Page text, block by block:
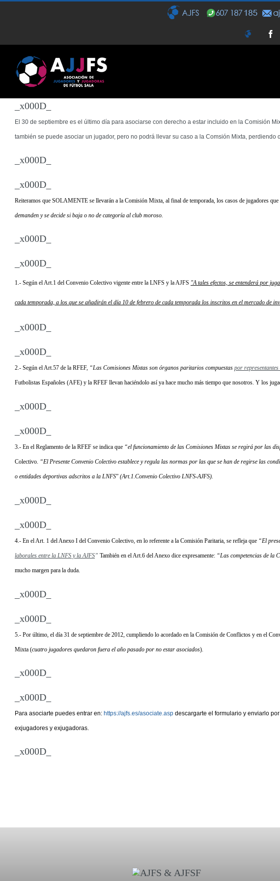
AJFS
_x000D_
El 30 de septiembre es el último día para asociarse con derecho a estar incluido en la Comisión
también se puede asociar un jugador, pero no podrá llevar su caso a la Comsión Mixta, perdiendo
_x000D_
_x000D_
Reiteramos que SOLAMENTE se llevarán a la Comisión Mixta, al final de temporada, los casos de jugadores que
demanden y se decide si baja o no de categoría al club moroso.
_x000D_
_x000D_
1.- Según el Art.1 del Convenio Colectivo vigente entre la LNFS y la AJFS "A tales efectos, se entenderá por
cada temporada, a los que se añadirán el día 10 de febrero de cada temporada los inscritos en el mercado de
_x000D_
_x000D_
2.- Según el Art.57 de la RFEF, “Las Comisiones Mixtas son órganos paritarios compuestas por
Futbolistas Españoles (AFE) y la RFEF llevan haciéndolo así ya hace mucho más tiempo que nosotros. Y los
_x000D_
_x000D_
3.- En el Reglamento de la RFEF se indica que “el funcionamiento de las Comisiones Mixtas se regirá por las
Colectivo. “El Presente Convenio Colectivo establece y regula las normas por las que se han de regirse las
o entidades deportivas adscritos a la LNFS” (Art.1.Convenio Colectivo LNFS-AJFS).
_x000D_
_x000D_
4.- En el Art. 1 del Anexo I del Convenio Colectivo, en lo referente a la Comisión Paritaria, se refleja que “El
laborales entre la LNFS y la AJFS” También en el Art.6 del Anexo dice expresamente: “Las competencias de la
mucho margen para la duda.
_x000D_
_x000D_
5.- Por último, el día 31 de septiembre de 2012, cumpliendo lo acordado en la Comisión de Conflictos y en el
Mixta (cuatro jugadores quedaron fuera el año pasado por no estar asociados).
_x000D_
_x000D_
Para asociarte puedes entrar en: https://ajfs.es/asociate.asp descargarte el formulario y enviarlo
exjugadores y exjugadoras.
_x000D_